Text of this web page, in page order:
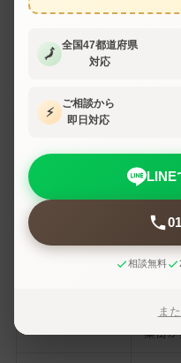
主要道路
阪
北神
大阪市中心部へ
JR
神戸市の主な区
区
する
楽街
🗾
全国47都道府県
対応
⚡
ご相談から
即日対応
LINE
相談無料
ま